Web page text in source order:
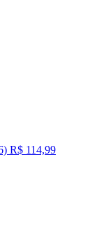
R$ 114,99